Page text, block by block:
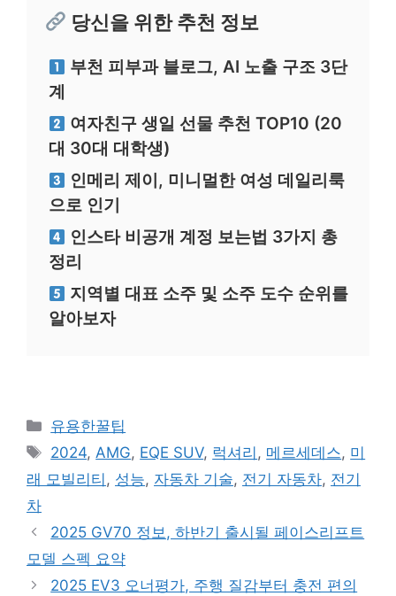
당신을 위한 추천 정보
부천 피부과 블로그, AI 노출 구조 3단
계
여자친구 생일 선물 추천 TOP10 (20
대 30대 대학생)
인메리 제이, 미니멀한 여성 데일리룩
으로 인기
인스타 비공개 계정 보는법 3가지 총
정리
지역별 대표 소주 및 소주 도수 순위를
알아보자
카
테
리
유용한꿀팁
태
그
2024,AMG, EQE SUV, 럭셔리 , 메르세데스, 미
래 모빌리티 , 성능, 자동차 기술, 전기 자동차, 전기
차
2025 GV70 정보, 하반기 출시될 페이스리프트
모델 스펙 요약
2025 EV3 오너평가, 주행 질감부터 충전 편의